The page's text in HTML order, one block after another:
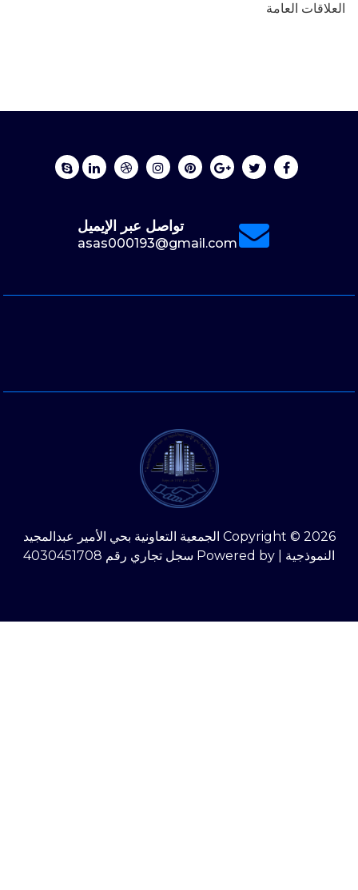
العلاقات العامة
تواصل عبر الإيميل
asas000193@gmail.com
Copyright © 2026 الجمعية التعاونية بحي الأمير عبدالمجيد
النموذجية | Powered by سجل تجاري رقم 4030451708